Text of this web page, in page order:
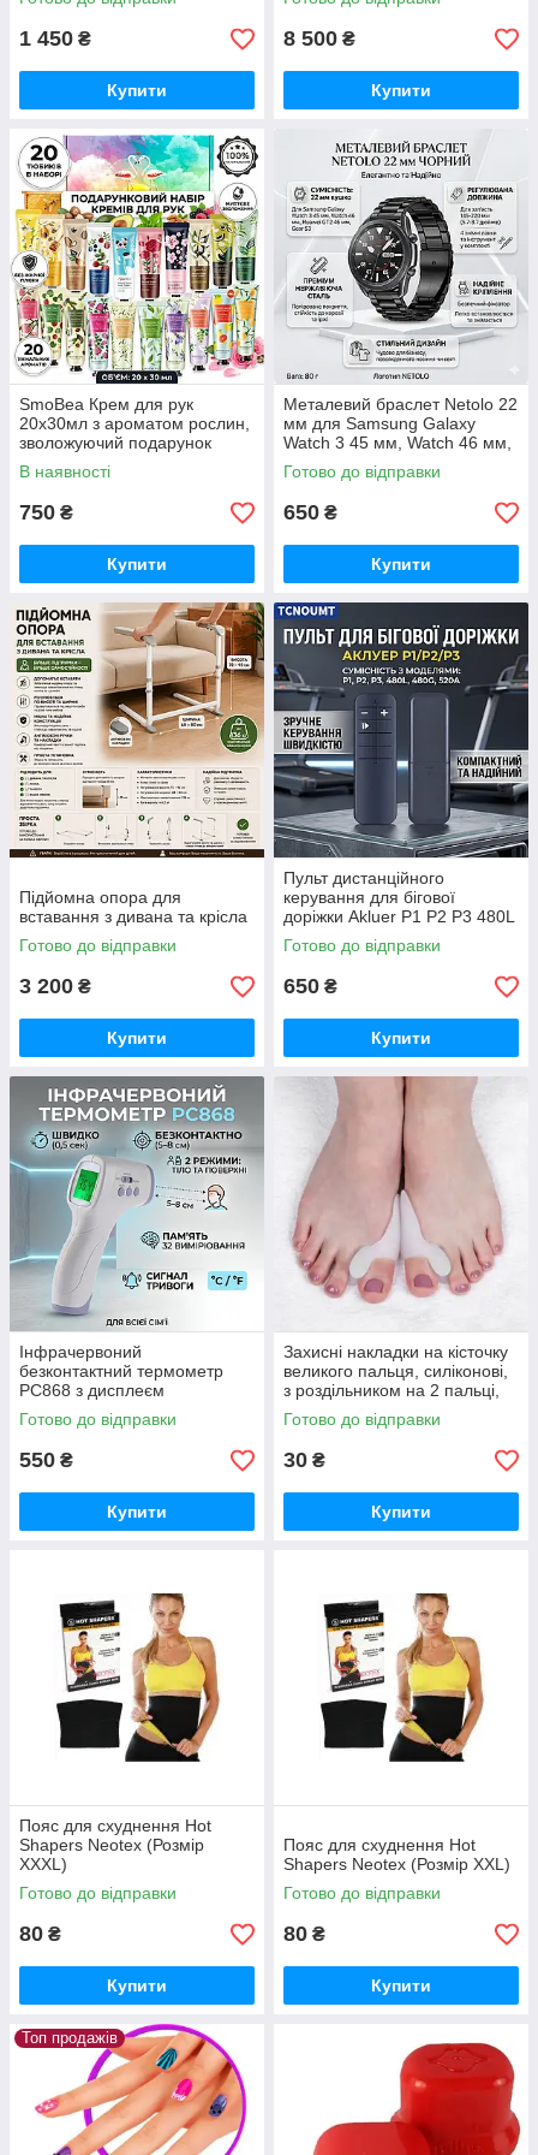
1 450 ₴
Купити
8 500 ₴
Купити
SmoBea Крем для рук
20x30мл з ароматом рослин,
зволожуючий подарунок
В наявності
750 ₴
Купити
Металевий браслет Netolo 22
мм для Samsung Galaxy
Watch 3 45 мм, Watch 46 мм,
Huawei GT2 Чорний
Готово до відправки
650 ₴
Купити
Підйомна опора для
вставання з дивана та крісла
Готово до відправки
3 200 ₴
Купити
Пульт дистанційного
керування для бігової
доріжки Akluer P1 P2 P3 480L
480G 520A
Готово до відправки
650 ₴
Купити
Інфрачервоний
безконтактний термометр
PC868 з дисплеєм
Готово до відправки
550 ₴
Купити
Захисні накладки на кісточку
великого пальця, силіконові,
з роздільником на 2 пальці,
пара, колір білий
Готово до відправки
30 ₴
Купити
Пояс для схуднення Hot
Shapers Neotex (Розмір
XXXL)
Готово до відправки
80 ₴
Купити
Пояс для схуднення Hot
Shapers Neotex (Розмір XXL)
Готово до відправки
80 ₴
Купити
Топ продажів